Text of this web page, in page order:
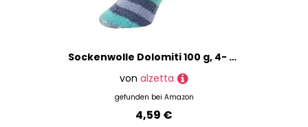
Sockenwolle Dolomiti 100 g, 4- fadig, 75% Schurwolle 25% Polyamid (077 Emerald)
von alzetta
gefunden bei Amazon
4,59 €